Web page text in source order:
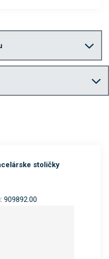
stoličky
909892.00